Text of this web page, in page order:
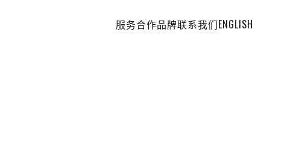
服务合作品牌联系我们ENGLISH